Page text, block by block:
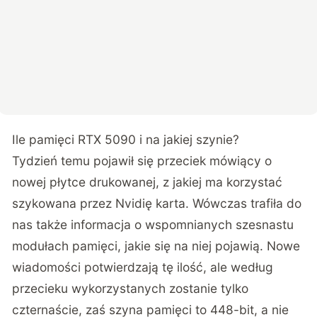
Ile pamięci RTX 5090 i na jakiej szynie?
Tydzień temu pojawił się przeciek mówiący o
nowej płytce drukowanej, z jakiej ma korzystać
szykowana przez Nvidię karta. Wówczas trafiła do
nas także informacja o wspomnianych szesnastu
modułach pamięci, jakie się na niej pojawią. Nowe
wiadomości potwierdzają tę ilość, ale według
przecieku wykorzystanych zostanie tylko
czternaście, zaś szyna pamięci to 448-bit, a nie